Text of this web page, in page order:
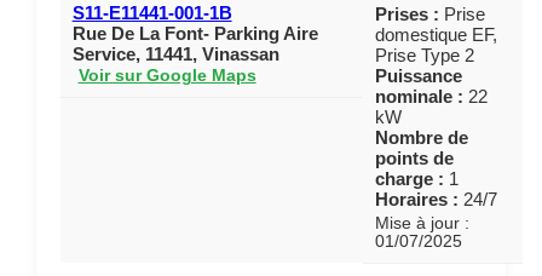
S11-E11441-001-1B
Rue De La Font- Parking Aire
Service, 11441, Vinassan
Voir sur Google Maps
Prises : Prise
domestique EF,
Prise Type 2
Puissance
nominale : 22
kW
Nombre de
points de
charge : 1
Horaires : 24/7
Mise à jour :
01/07/2025